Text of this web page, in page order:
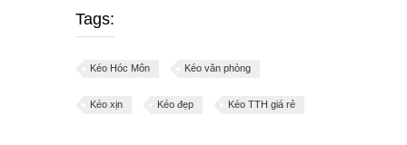
Tags:
Kéo Hóc Môn Kéo văn phòng
Kéo xịn Kéo đẹp Kéo TTH giá rẻ